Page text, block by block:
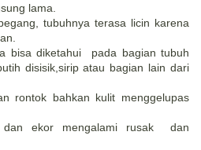
lama.
tubuhnya terasa licin karena
bisa diketahui pada bagian tubuh
disisik,sirip atau bagian lain dari
rontok bahkan kulit menggelupas
dan ekor mengalami rusak dan